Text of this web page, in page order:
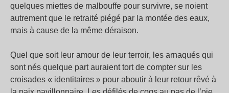
quelques miettes de malbouffe pour survivre, se noient
autrement que le retraité piégé par la montée des eaux,
mais à cause de la même déraison.
Quel que soit leur amour de leur terroir, les arnaqués qui
sont nés quelque part auraient tort de compter sur les
croisades « identitaires » pour aboutir à leur retour rêvé à